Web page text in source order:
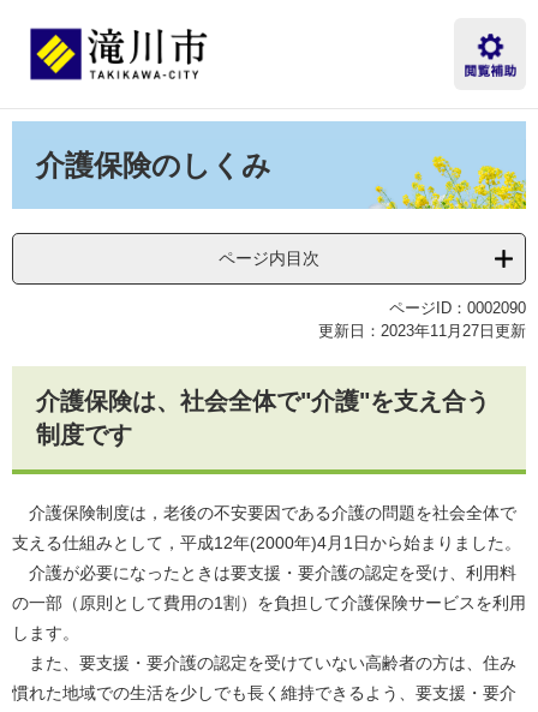
先
を
て
本
へ
介護保険のしくみ
ページ内目次
ページID：0002090
更新日：2023年11月27日更新
介護保険は、社会全体で"介護"を支え合う
制度です
介護保険制度は，老後の不安要因である介護の問題を社会全体で
支える仕組みとして，平成12年(2000年)4月1日から始まりました。
介護が必要になったときは要支援・要介護の認定を受け、利用料
の一部（原則として費用の1割）を負担して介護保険サービスを利用
します。
また、要支援・要介護の認定を受けていない高齢者の方は、住み
慣れた地域での生活を少しでも長く維持できるよう、要支援・要介